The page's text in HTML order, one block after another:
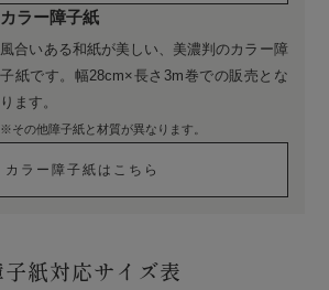
カラー障子紙
風合いある和紙が美しい、美濃判のカラー障
子紙です。幅28cm×長さ3m巻での販売とな
ります。
※その他障子紙と材質が異なります。
カラー障子紙はこちら
子紙対応サイズ表